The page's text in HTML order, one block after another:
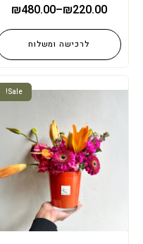
₪220.00
–
₪480.00
לרכישה ומשלוח
Sale!